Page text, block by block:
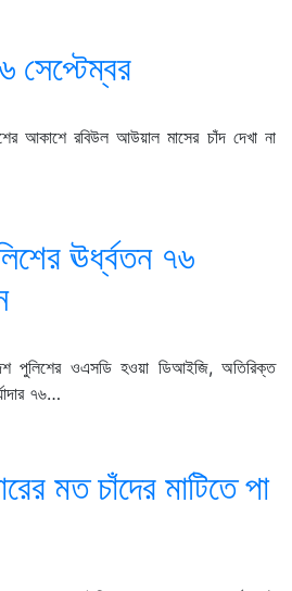
সেপ্টেম্বর
আকাশে রবিউল আউয়াল মাসের চাঁদ দেখা না
ঊর্ধ্বতন ৭৬
পুলিশের ওএসডি হওয়া ডিআইজি, অতিরিক্ত
৭৬…
মত চাঁদের মাটিতে পা